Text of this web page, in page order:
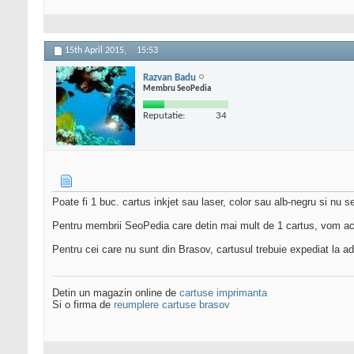
15th April 2015, 15:53
Razvan Badu
Membru SeoPedia
Reputatie: 34
Poate fi 1 buc. cartus inkjet sau laser, color sau alb-negru si nu
Pentru membrii SeoPedia care detin mai mult de 1 cartus, vom
Pentru cei care nu sunt din Brasov, cartusul trebuie expediat la
Detin un magazin online de cartuse imprimanta
Si o firma de reumplere cartuse brasov